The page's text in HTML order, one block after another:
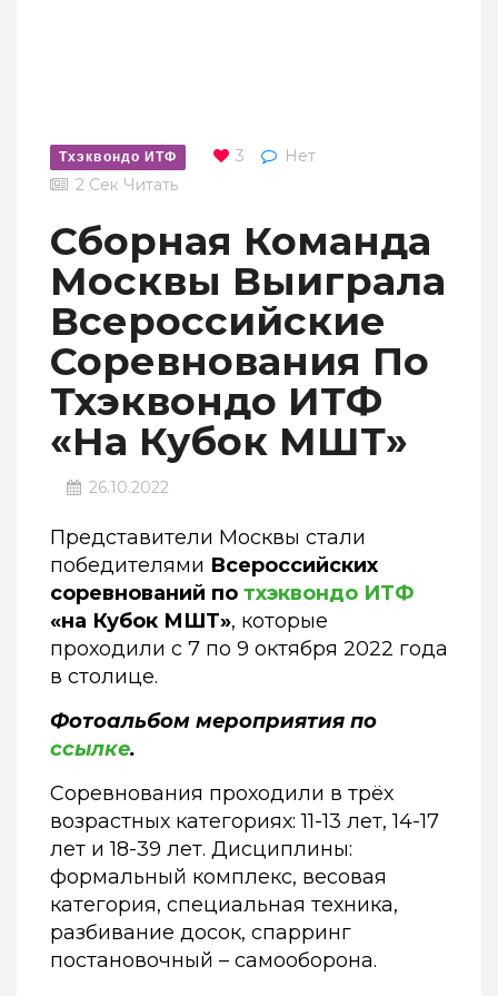
Тхэквондо ИТФ 3
Нет
2 Сек Читать
Сборная Команда
Москвы Выиграла
Всероссийские
Соревнования По
Тхэквондо ИТФ
«на Кубок МШТ»
26.10.2022
Представители Москвы стали
победителями Всероссийских
соревнований по тхэквондо ИТФ
«на Кубок МШТ», которые
проходили с 7 по 9 октября 2022 года
в столице.
Фотоальбом мероприятия по
ссылке.
Соревнования проходили в трёх
возрастных категориях: 11-13 лет, 14-17
лет и 18-39 лет. Дисциплины:
формальный комплекс, весовая
категория, специальная техника,
разбивание досок, спарринг
постановочный – самооборона.